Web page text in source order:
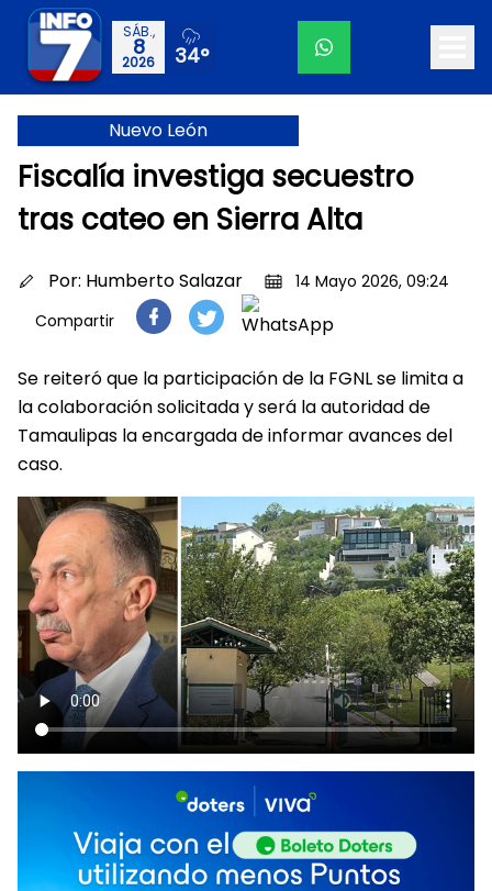
SÁB.,
8
2026 34°
Nuevo León
Fiscalía investiga secuestro
tras cateo en Sierra Alta
Por: Humberto Salazar
14 Mayo 2026, 09:24
Compartir
Se reiteró que la participación de la FGNL se limita a
la colaboración solicitada y será la autoridad de
Tamaulipas la encargada de informar avances del
caso.